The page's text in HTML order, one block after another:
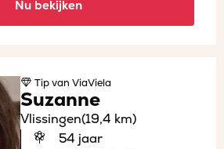
Nu bekijken
Tipvan ViaViela
Suzanne
Vlissingen(19,4 km)
54 jaar